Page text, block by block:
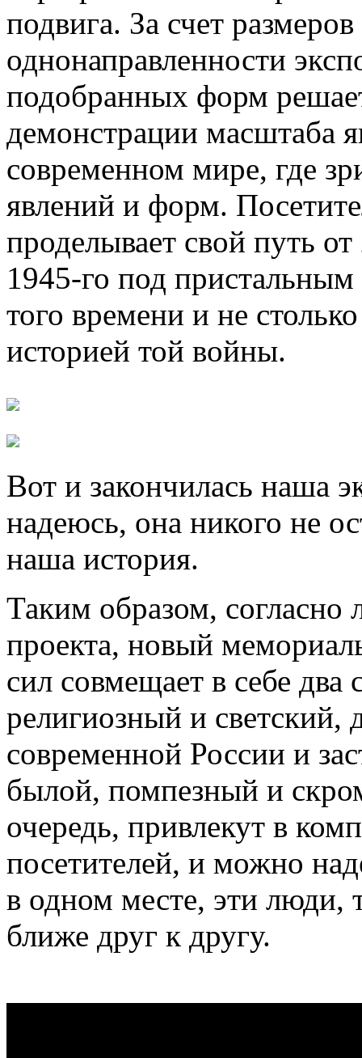
подвига. За счет
однонаправленности
подобранных форм
демонстрации масштаба
современном мире, где
явлений и форм.
проделывает свой путь
1945-го под
того времени и не
историей той войны.
Вот и закончилась наша
надеюсь, она никого не
наша история.
Таким образом, согласно
проекта, новый
сил совмещает в себе
религиозный и
современной России и
былой, помпезный и
очередь, привлекут в
посетителей, и можно
в одном месте, эти люди,
ближе друг к другу.